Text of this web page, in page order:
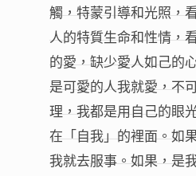
觸，特蒙引導和光照，
人的特質生命和性情，
的愛，缺少愛人如己的
是可愛的人我就愛，不
理，我都是用自己的眼
在「自我」的裡面。如
我就去服事。如果，是